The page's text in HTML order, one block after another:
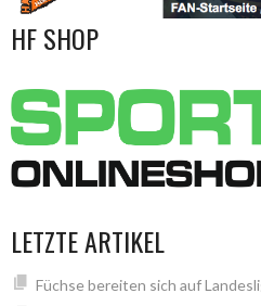
HF SHOP
LETZTE ARTIKEL
Füchse bereiten sich auf